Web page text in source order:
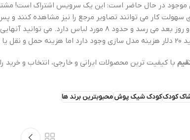
در حال حاضر است: این یک سرویس اشتراک است!
سهولت کار می توانند تصاویر مرجع را نیز مشاهده کنند
کند که چه چیزی را در هر جعبه قرار دهد. این جعبه دو
با کیفیت ترین محصولات ایرانی و خارجی، انتخاب و خرید
کودککودک شیک پوشمحبوبترین برند ها